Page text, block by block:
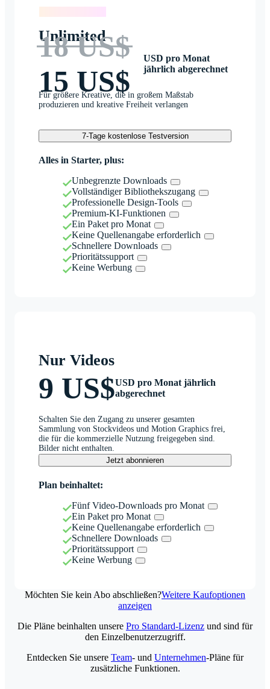
Unlimited
18 US$
15 US$
USD pro Monat
jährlich abgerechnet
Für größere Kreative, die in großem Maßstab
produzieren und kreative Freiheit verlangen
7-Tage kostenlose Testversion
Alles in Starter, plus:
Unbegrenzte Downloads
Vollständiger Bibliothekszugang
Professionelle Design-Tools
Premium-KI-Funktionen
Ein Paket pro Monat
Keine Quellenangabe erforderlich
Schnellere Downloads
Prioritätssupport
Keine Werbung
Nur Videos
9 US$USD pro Monat jährlich
abgerechnet
Schalten Sie den Zugang zu unserer gesamten
Sammlung von Stockvideos und Motion Graphics frei,
die für die kommerzielle Nutzung freigegeben sind.
Bilder nicht enthalten.
Jetzt abonnieren
Plan beinhaltet:
Fünf Video-Downloads pro Monat
Ein Paket pro Monat
Keine Quellenangabe erforderlich
Schnellere Downloads
Prioritätssupport
Keine Werbung
Möchten Sie kein Abo abschließen?Weitere Kaufoptionen
anzeigen
Die Pläne beinhalten unsere Pro Standard-Lizenz und sind für
den Einzelbenutzerzugriff.
Entdecken Sie unsere Team- und Unternehmen-Pläne für
zusätzliche Funktionen.